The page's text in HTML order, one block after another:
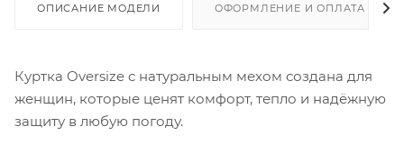
ОПИСАНИЕ МОДЕЛИ ОФОРМЛЕНИЕ И ОПЛАТА
Куртка Oversize с натуральным мехом создана для
женщин, которые ценят комфорт, тепло и надёжную
защиту в любую погоду.